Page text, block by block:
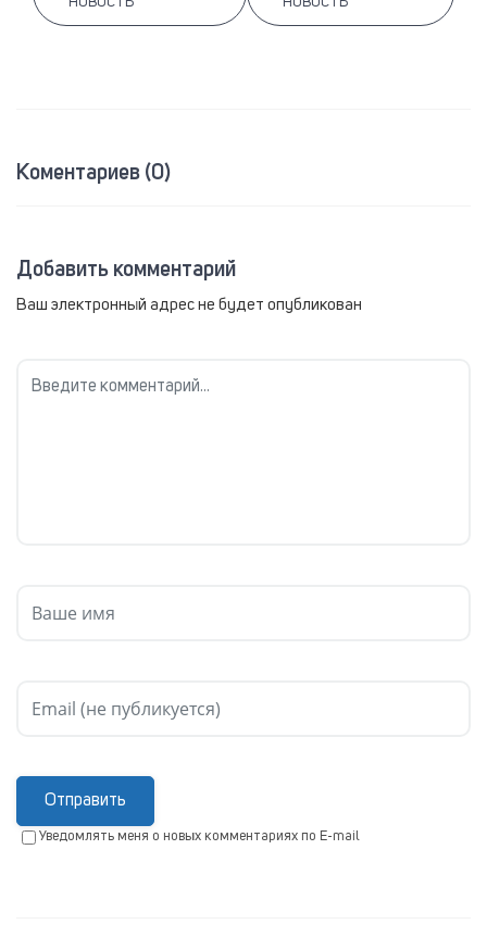
НОВОСТЬ
НОВОСТЬ
Коментариев (0)
Добавить комментарий
Ваш электронный адрес не будет опубликован
Отправить
Уведомлять меня о новых комментариях по E-mail